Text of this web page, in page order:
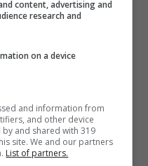
quasi segnato
Pirlo e il ritorno di
content, advertising and
research and
on a device
and information from
and other device
and shared with 319
site. We and our partners
List of partners.